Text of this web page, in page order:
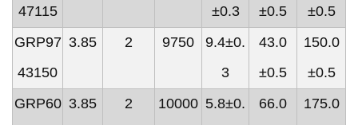
47115
±0.3
±0.5
±0.5
GRP97
43150
3.85 2 9750
9.4±0.
3
43.0
±0.5
150.0
±0.5
GRP60 3.85 2 10000 5.8±0.
66.0
175.0